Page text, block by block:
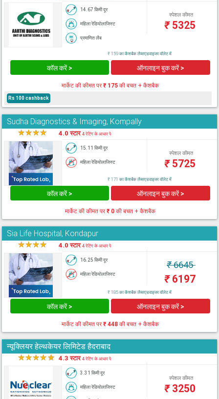
14.67 किमी दूर
महिला रेडियोलाजिस्ट
प्रमाणित लैब
स्पेशल कीमत
₹5325
₹ 159 का कैशबैक लैब्सएडवाइजर वॉलेट में
कॉल करें > ऑनलाइन बुक करें >
मार्केट की कीमत पर₹ 175की बचत + कैशबैक
Rs 100 cashback
Sudha Diagnostics & Imaging, Kompally
★★★★ 4.0 स्टार4 रेटिंग के आधार पे
15.11 किमी दूर
महिला रेडियोलाजिस्ट
स्पेशल कीमत
₹5725
₹ 171 का कैशबैक लैब्सएडवाइजर वॉलेट में
कॉल करें > ऑनलाइन बुक करें >
मार्केट की कीमत पर₹ 0की बचत + कैशबैक
Sia Life Hospital, Kondapur
★★★★ 4.0 स्टार4 रेटिंग के आधार पे
16.25 किमी दूर
महिला रेडियोलाजिस्ट
₹6645
₹6197
₹ 185 का कैशबैक लैब्सएडवाइजर वॉलेट में
कॉल करें > ऑनलाइन बुक करें >
मार्केट की कीमत पर₹ 448की बचत + कैशबैक
न्यूक्लियर हेल्थकेयर लिमिटेड हैदराबाद
★★★★★ 4.3 स्टार4 रेटिंग के आधार पे
3.31 किमी दूर
महिला रेडियोलाजिस्ट
स्पेशल कीमत
₹3250